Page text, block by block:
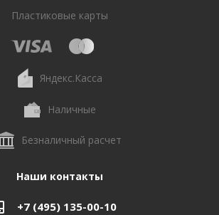
Пластиковые карты
Яндекс.Касса
Наличные
Безналичный расчет
Наши контакты
+7 (495) 135-00-10